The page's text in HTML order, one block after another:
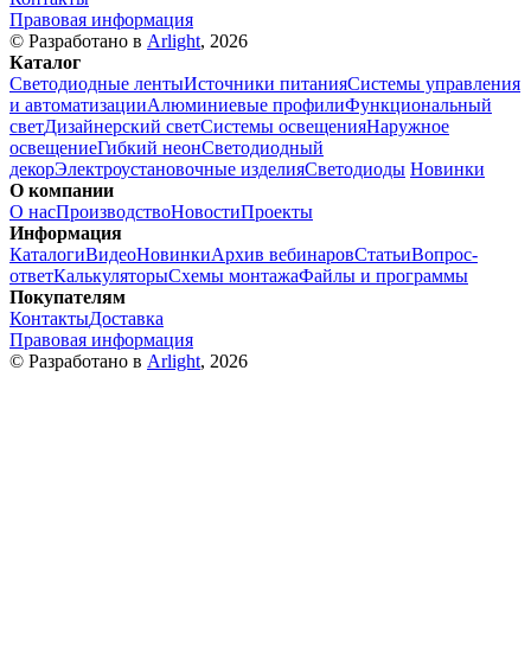
Правовая информация
© Разработано в Arlight, 2026
Каталог
Светодиодные лентыИсточники питанияСистемы управления
и автоматизацииАлюминиевые профилиФункциональный
светДизайнерский светСистемы освещенияНаружное
освещениеГибкий неонСветодиодный
декорЭлектроустановочные изделияСветодиоды Новинки
О компании
О насПроизводствоНовостиПроекты
Информация
КаталогиВидеоНовинкиАрхив вебинаровСтатьиВопрос-
ответКалькуляторыСхемы монтажаФайлы и программы
Покупателям
КонтактыДоставка
Правовая информация
© Разработано в Arlight, 2026